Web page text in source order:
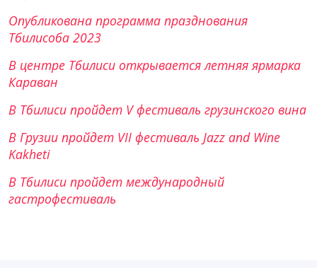
Опубликована программа празднования
Тбилисоба 2023
В центре Тбилиси открывается летняя ярмарка
Караван
В Тбилиси пройдет V фестиваль грузинского вина
В Грузии пройдет VII фестиваль Jazz and Wine
Kakheti
В Тбилиси пройдет международный
гастрофестиваль